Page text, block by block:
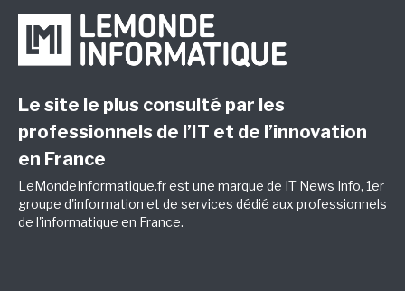
Le site le plus consulté par les
professionnels de l’IT et de l’innovation
en France
LeMondeInformatique.fr est une marque de IT News Info, 1er
groupe d'information et de services dédié aux professionnels
de l'informatique en France.